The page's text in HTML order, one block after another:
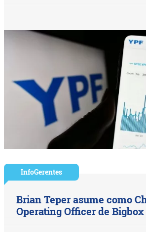
InfoGerentes
Brian Teper asume como
Operating Officer de Bigbox